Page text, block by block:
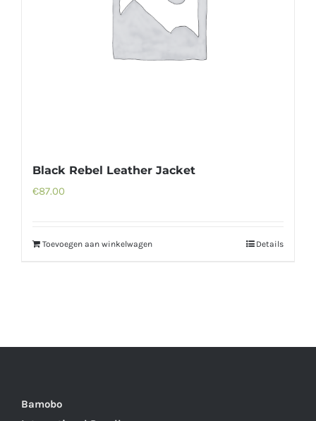
Black Rebel Leather Jacket
€87.00
Toevoegen aan winkelwagen Details
Bamobo